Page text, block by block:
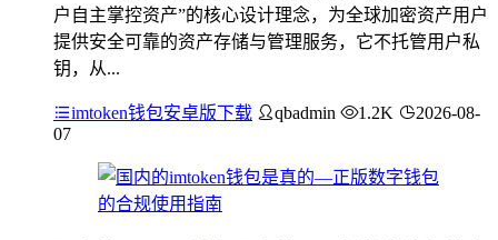
户自主掌控资产”的核心设计理念，为全球加密资产用户
提供安全可靠的资产存储与管理服务，它不托管用户私
钥，从...
imtoken钱包安卓版下载 qbadmin 1.2K
2026-08-
07